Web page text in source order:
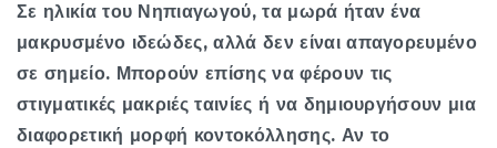
Σε ηλικία του Νηπιαγωγού, τα μωρά ήταν ένα
μακρυσμένο ιδεώδες, αλλά δεν είναι απαγορευμένο
σε σημείο. Μπορούν επίσης να φέρουν τις
στιγματικές μακριές ταινίες ή να δημιουργήσουν μια
διαφορετική μορφή κοντοκόλλησης. Αν το